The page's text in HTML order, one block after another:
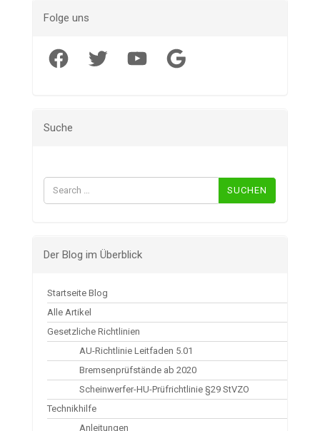
Folge uns
Facebook Twitter YouTube Google
Suche
Suchen
nach:
Der Blog im Überblick
Startseite Blog
Alle Artikel
Gesetzliche Richtlinien
AU-Richtlinie Leitfaden 5.01
Bremsenprüfstände ab 2020
Scheinwerfer-HU-Prüfrichtlinie §29 StVZO
Technikhilfe
Anleitungen